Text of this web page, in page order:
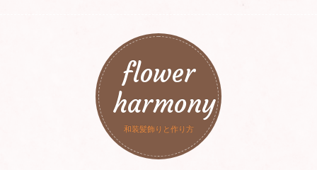
flower
harmony
和装髪飾りと作り方